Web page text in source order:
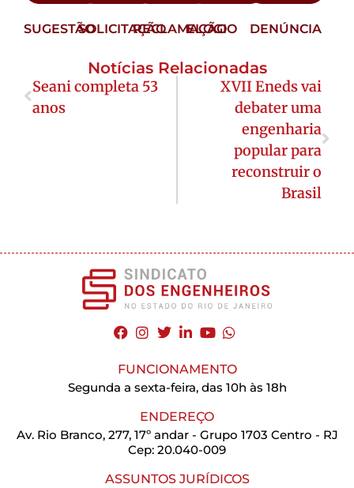
SUGESTÃOSOLICITAÇÃORECLAMAÇÃO
ELOGIO DENÚNCIA
Notícias Relacionadas
Seani completa 53
anos
XVII Eneds vai
debater uma
engenharia
popular para
reconstruir o
Brasil
FUNCIONAMENTO
Segunda a sexta-feira, das 10h às 18h
ENDEREÇO
Av. Rio Branco, 277, 17º andar - Grupo 1703 Centro - RJ
Cep: 20.040-009
ASSUNTOS JURÍDICOS